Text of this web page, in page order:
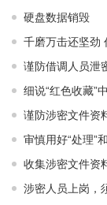
硬盘数据销毁
千磨万击还坚
谨防借调人员泄
细说“红色收藏”
谨防涉密文件资
审慎用好“处理”
收集涉密文件资
涉密人员上岗，